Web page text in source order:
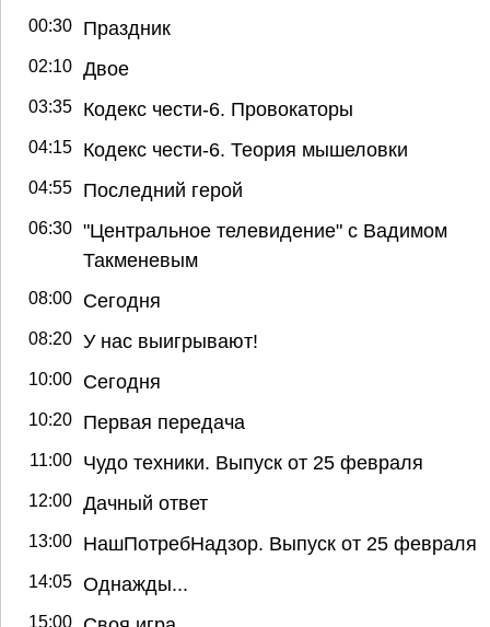
00:30 Праздник
02:10 Двое
03:35 Кодекс чести-6. Провокаторы
04:15 Кодекс чести-6. Теория мышеловки
04:55 Последний герой
06:30 "Центральное телевидение" с Вадимом
Такменевым
08:00 Сегодня
08:20 У нас выигрывают!
10:00 Сегодня
10:20 Первая передача
11:00 Чудо техники. Выпуск от 25 февраля
12:00 Дачный ответ
13:00 НашПотребНадзор. Выпуск от 25 февраля
14:05 Однажды...
15:00